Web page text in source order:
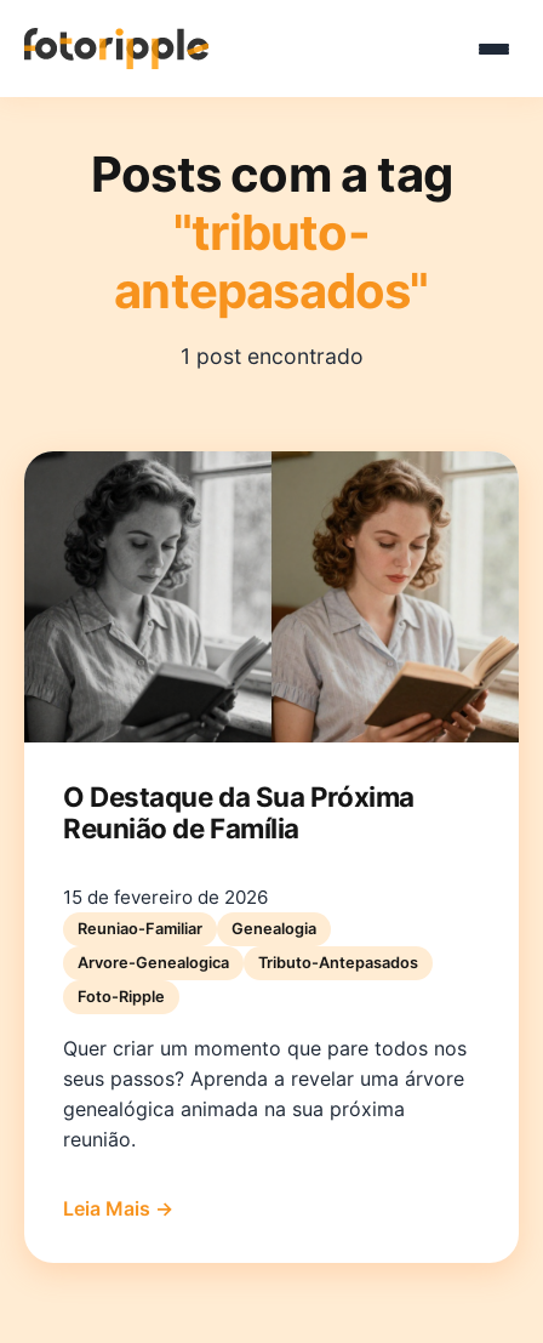
Nederlands PolskiPortuguês
Posts com a tag
"tributo-
antepasados"
1 post encontrado
O Destaque da Sua Próxima
Reunião de Família
15 de fevereiro de 2026
Reuniao-Familiar
Genealogia
Arvore-Genealogica
Tributo-Antepasados
Foto-Ripple
Quer criar um momento que pare todos nos
seus passos? Aprenda a revelar uma árvore
genealógica animada na sua próxima
reunião.
Leia Mais →